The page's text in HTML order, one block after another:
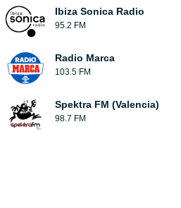
Ibiza Sonica Radio
95.2 FM
Radio Marca
103.5 FM
Spektra FM (Valencia)
98.7 FM